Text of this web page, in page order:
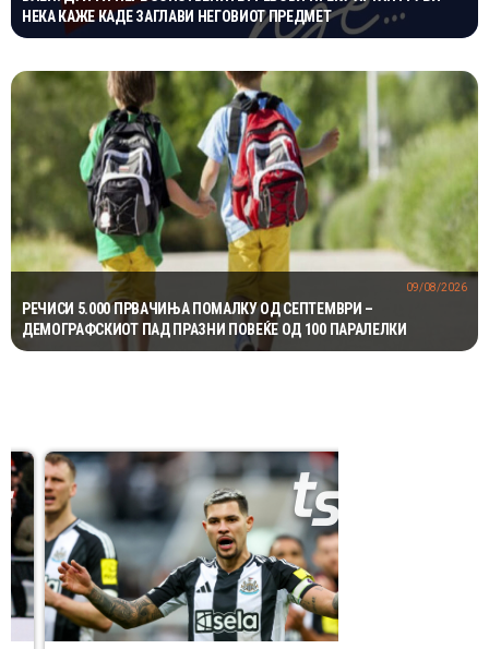
НЕКА КАЖЕ КАДЕ ЗАГЛАВИ НЕГОВИОТ ПРЕДМЕТ
РЕЧИСИ 5.000 ПРВАЧИЊА ПОМАЛКУ ОД СЕПТЕМВРИ –
ДЕМОГРАФСКИОТ ПАД ПРАЗНИ ПОВЕЌЕ ОД 100 ПАРАЛЕЛКИ
09/08/2026